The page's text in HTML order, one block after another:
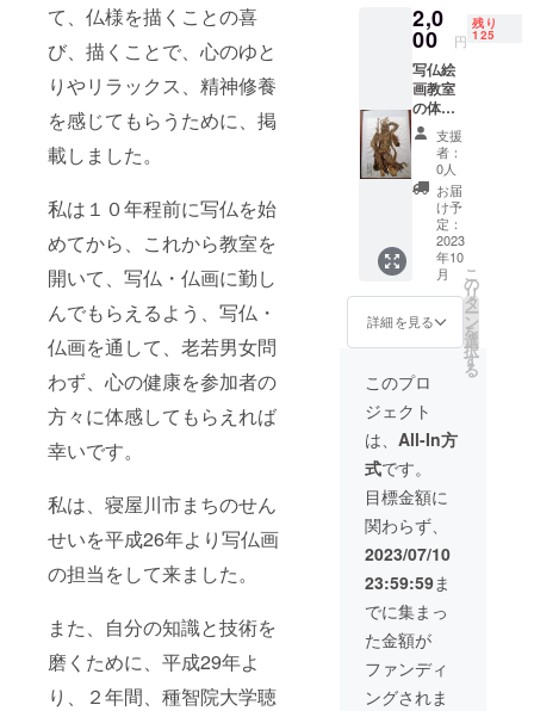
て、仏様を描くことの喜
び、描くことで、心のゆと
りやリラックス、精神修養
を感じてもらうために、掲
載しました。
私は１０年程前に写仏を始
めてから、これから教室を
開いて、写仏・仏画に勤し
んでもらえるよう、写仏・
仏画を通して、老若男女問
わず、心の健康を参加者の
方々に体感してもらえれば
幸いです。
私は、寝屋川市まちのせん
せいを平成26年より写仏画
の担当をして来ました。
また、自分の知識と技術を
磨くために、平成29年よ
り、２年間、種智院大学聴
2,0
00 円
残り
125
写仏絵
画教室
の体験
を一回
受けて
頂く
か、 あ
るいは
仏画を
A4サイ
ズにコ
ピーし
た写真
いづれ
か１枚
を提供
させて
頂きま
す。 教
室体験
は、
レッス
ン１回
です。
６０分×
１回
(７月～
８月の
毎週土
曜日実
施のう
ちの９
時半～
１２時
支援
者：
0人
お届
け予
定：
2023
年10
月
詳細を見る
こ
の
リ
タ
ー
ン
を
選
択
す
る
このプロ
ジェクト
は、 All-In方
式です。
目標金額に
関わらず、
2023/07/10
23:59:59ま
でに集まっ
た金額が
ファンディ
ングされま